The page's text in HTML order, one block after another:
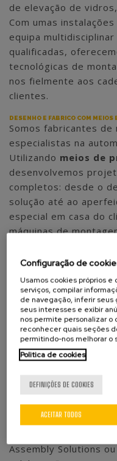
de elevação de
Com umas
equipa
qualificadas,
tecnológicas de
nos fielmente aos
clientes.
DESENHO E FABRICO COM MEIOS
Somos fabricantes de
especialistas na
Utilizando meios de
desenvolvemos
completos: desde o
solução até ao
especial em casa do
máquinas de
indústria para cada
simples
linhas de montagem
Para tal, a nossa
tecnologias de
componente,
desenvolvimento e
permitam reduzir os
aumentar a
qualidade final de
tecnologias podem
Assembly Solutions
Configuração de
Usamos cookies próprios
serviços, compilar
de navegação, inferir
seus interesses e exibir
nos permite personalizar
reconhecer quais seções
permitindo-nos melhorar o
Politica de cookies
DEFINIÇÕES DE COOKIES
ACEITAR TODOS